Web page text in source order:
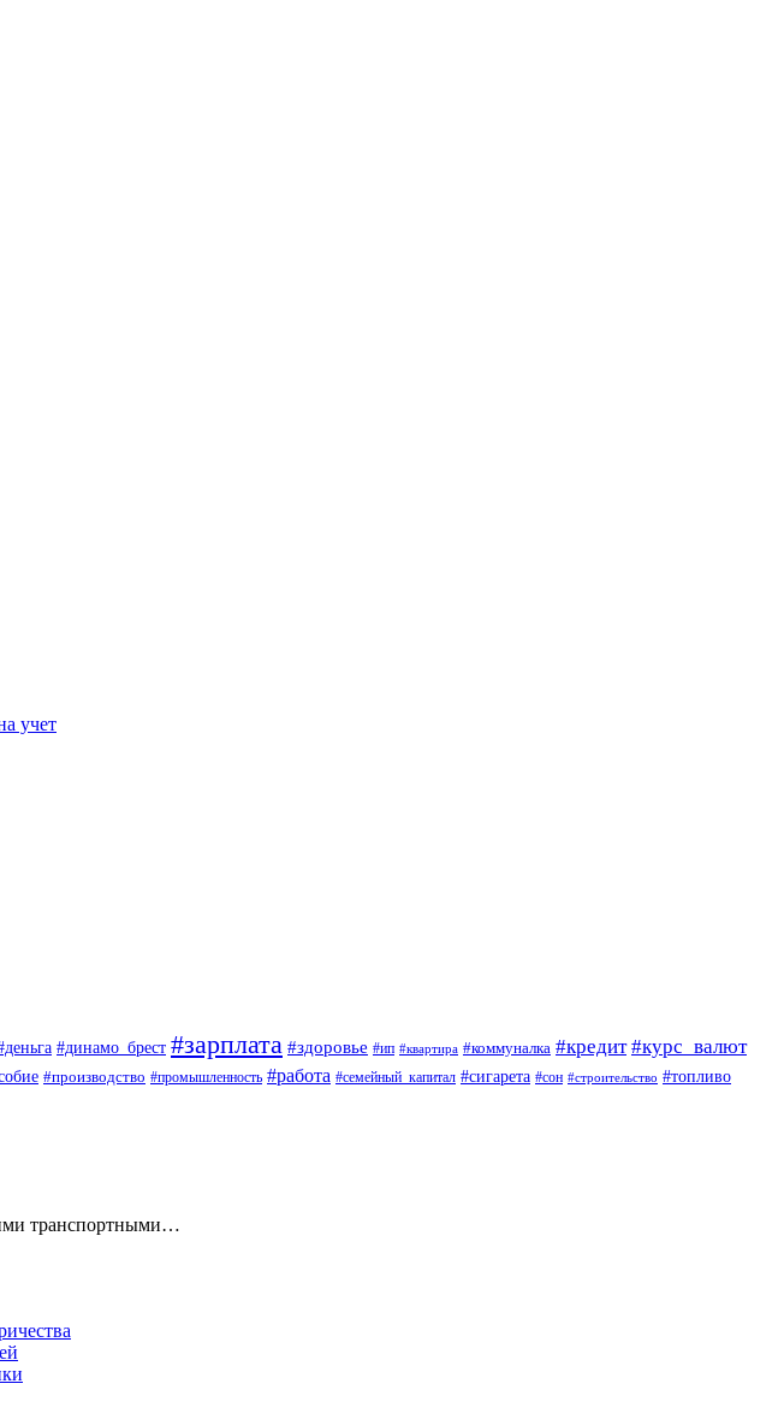
учет
#динамо_брест #зарплата #здоровье #ип #квартира #коммуналка #кредит #курс_валют
#производство #промышленность #работа #семейный_капитал #сигарета #сон #строительство #топливо
транспортными…